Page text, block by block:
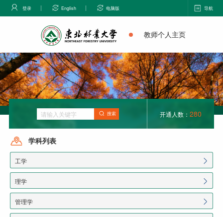
登录 English 电脑版 导航
教师个人主页
搜索 开通人数： 280
学科列表
工学
理学
管理学